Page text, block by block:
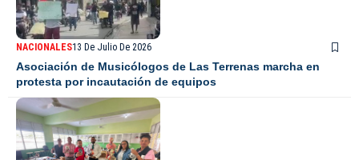
NACIONALES13 De Julio De 2026
Asociación de Musicólogos de Las Terrenas marcha en
protesta por incautación de equipos